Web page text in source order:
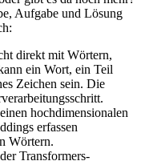
Aufgabe und Lösung
direkt mit Wörtern,
ein Wort, ein Teil
Zeichen sein. Die
hochdimensionalen
erfassen
Wörtern.
Transformers-